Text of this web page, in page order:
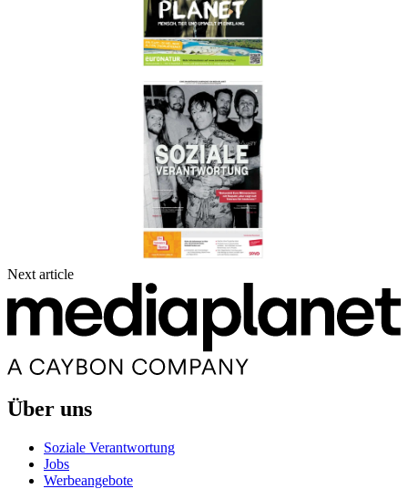
Next article
Über uns
Soziale Verantwortung
Jobs
Werbeangebote